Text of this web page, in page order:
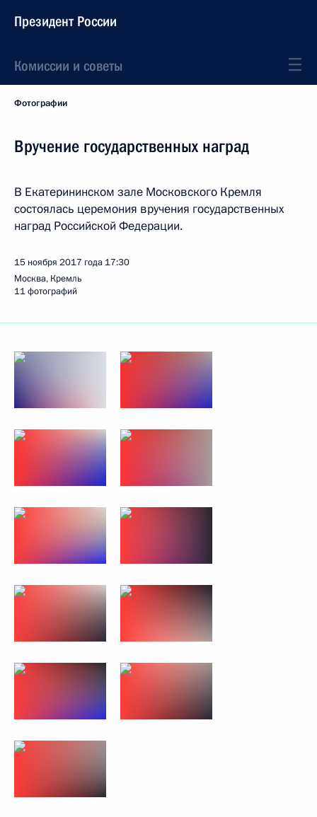
Президент России
Комиссии и советы
Фотографии
Вручение государственных наград
В Екатерининском зале Московского Кремля
состоялась церемония вручения государственных
наград Российской Федерации.
15 ноября 2017 года 17:30
Москва, Кремль
11 фотографий